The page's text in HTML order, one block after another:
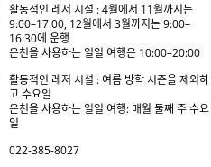
활동적인 레저 시설 : 4월에서 11월까지는
9:00–17:00, 12월에서 3월까지는 9:00–
16:30에 운행
온천을 사용하는 일일 여행은 10:00–20:00
활동적인 레저 시설 : 여름 방학 시즌을 제외하
고 수요일
온천을 사용하는 일일 여행: 매월 둘째 주 수요
일
022-385-8027